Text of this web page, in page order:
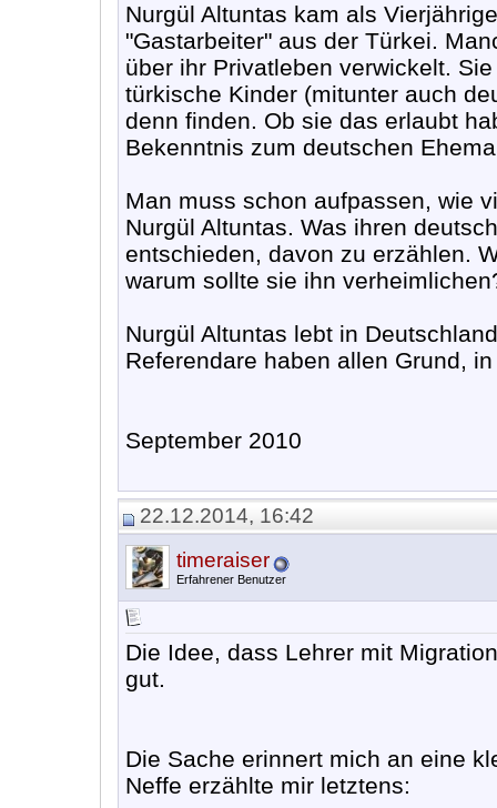
Nurgül Altuntas kam als
"Gastarbeiter" aus der Türkei.
über ihr Privatleben verwickelt.
türkische Kinder (mitunter auch
denn finden. Ob sie das erlaubt
Bekenntnis zum deutschen
Man muss schon aufpassen, wie
Nurgül Altuntas. Was ihren
entschieden, davon zu erzählen.
warum sollte sie ihn
Nurgül Altuntas lebt in
Referendare haben allen Grund,
September 2010
22.12.2014, 16:42
timeraiser
Erfahrener Benutzer
Die Idee, dass Lehrer mit
gut.
Die Sache erinnert mich an eine
Neffe erzählte mir letztens: